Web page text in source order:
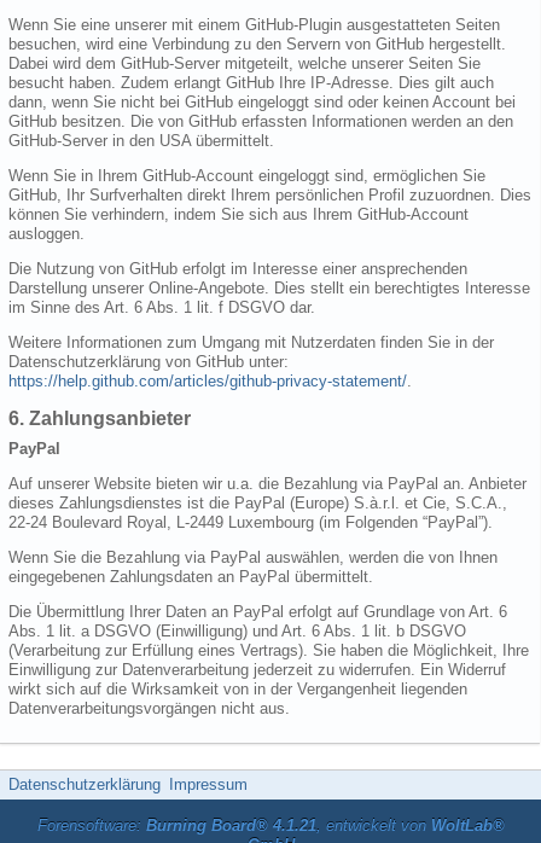
Wenn Sie eine unserer mit einem GitHub-Plugin ausgestatteten Seiten
besuchen, wird eine Verbindung zu den Servern von GitHub hergestellt.
Dabei wird dem GitHub-Server mitgeteilt, welche unserer Seiten Sie
besucht haben. Zudem erlangt GitHub Ihre IP-Adresse. Dies gilt auch
dann, wenn Sie nicht bei GitHub eingeloggt sind oder keinen Account bei
GitHub besitzen. Die von GitHub erfassten Informationen werden an den
GitHub-Server in den USA übermittelt.
Wenn Sie in Ihrem GitHub-Account eingeloggt sind, ermöglichen Sie
GitHub, Ihr Surfverhalten direkt Ihrem persönlichen Profil zuzuordnen. Dies
können Sie verhindern, indem Sie sich aus Ihrem GitHub-Account
ausloggen.
Die Nutzung von GitHub erfolgt im Interesse einer ansprechenden
Darstellung unserer Online-Angebote. Dies stellt ein berechtigtes Interesse
im Sinne des Art. 6 Abs. 1 lit. f DSGVO dar.
Weitere Informationen zum Umgang mit Nutzerdaten finden Sie in der
Datenschutzerklärung von GitHub unter:
https://help.github.com/articles/github-privacy-statement/
6. Zahlungsanbieter
PayPal
Auf unserer Website bieten wir u.a. die Bezahlung via PayPal an. Anbieter
dieses Zahlungsdienstes ist die PayPal (Europe) S.à.r.l. et Cie, S.C.A.,
22-24 Boulevard Royal, L-2449 Luxembourg (im Folgenden “PayPal”).
Wenn Sie die Bezahlung via PayPal auswählen, werden die von Ihnen
eingegebenen Zahlungsdaten an PayPal übermittelt.
Die Übermittlung Ihrer Daten an PayPal erfolgt auf Grundlage von Art. 6
Abs. 1 lit. a DSGVO (Einwilligung) und Art. 6 Abs. 1 lit. b DSGVO
(Verarbeitung zur Erfüllung eines Vertrags). Sie haben die Möglichkeit, Ihre
Einwilligung zur Datenverarbeitung jederzeit zu widerrufen. Ein Widerruf
wirkt sich auf die Wirksamkeit von in der Vergangenheit liegenden
Datenverarbeitungsvorgängen nicht aus.
Datenschutzerklärung Impressum
Forensoftware: Burning Board® 4.1.21, entwickelt von WoltLab®